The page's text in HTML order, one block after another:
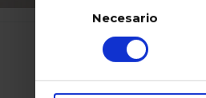
consentimiento
Necesario